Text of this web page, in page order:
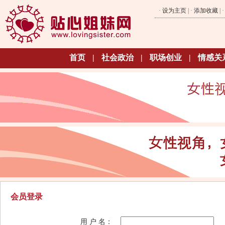
· 设为主页 | · 添加收藏 | ·
首页 | 社会政治 | 职场创业 | 情感关
会员登录
用 户 名：